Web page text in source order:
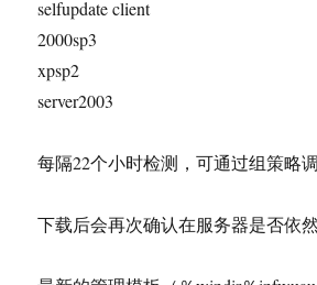
selfupdate client
2000sp3
xpsp2
server2003
每隔22个小时检测，可通过组策略
下载后会再次确认在服务器是否依